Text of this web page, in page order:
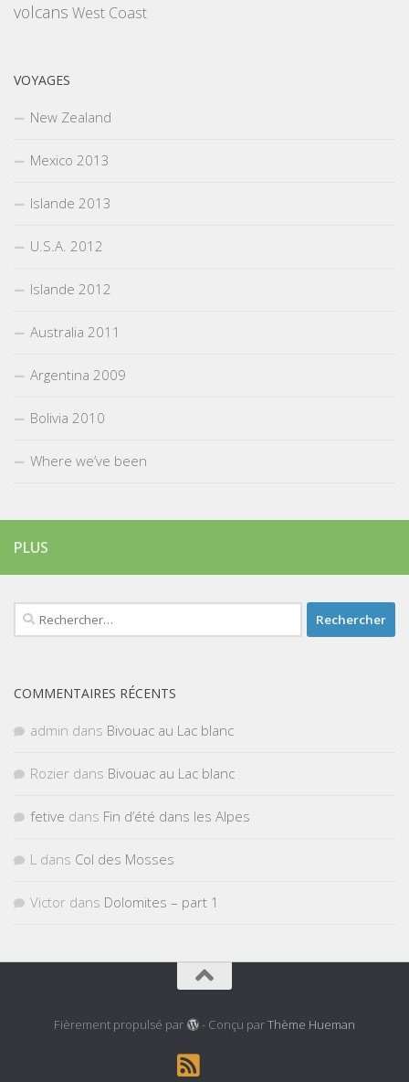
volcans West Coast
VOYAGES
New Zealand
Mexico 2013
Islande 2013
U.S.A. 2012
Islande 2012
Australia 2011
Argentina 2009
Bolivia 2010
Where we’ve been
PLUS
Rechercher :
COMMENTAIRES RÉCENTS
admin dans Bivouac au Lac blanc
Rozier dans Bivouac au Lac blanc
fetive dans Fin d’été dans les Alpes
L dans Col des Mosses
Victor dans Dolomites – part 1
Fièrement propulsé par - Conçu parThème Hueman